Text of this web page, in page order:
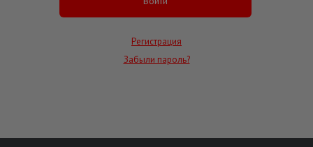
Регистрация
Забыли пароль?